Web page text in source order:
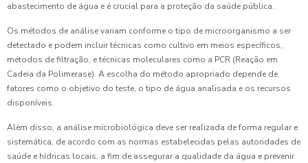
abastecimento de água e é crucial para a proteção da saúde pública.
Os métodos de análise variam conforme o tipo de microorganismo a ser
detectado e podem incluir técnicas como cultivo em meios específicos,
métodos de filtração, e técnicas moleculares como a PCR (Reação em
Cadeia da Polimerase). A escolha do método apropriado depende de
fatores como o objetivo do teste, o tipo de água analisada e os recursos
disponíveis.
Além disso, a análise microbiológica deve ser realizada de forma regular e
sistemática, de acordo com as normas estabelecidas pelas autoridades de
saúde e hídricas locais, a fim de assegurar a qualidade da água e prevenir